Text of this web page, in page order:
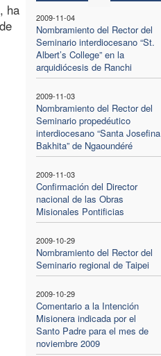
2009-11-04
Nombramiento del Rector del
Seminario interdiocesano “St.
Albert’s College” en la
arquidiócesis de Ranchi
2009-11-03
Nombramiento del Rector del
Seminario propedéutico
interdiocesano “Santa Josefina
Bakhita” de Ngaoundéré
2009-11-03
Confirmación del Director
nacional de las Obras
Misionales Pontificias
2009-10-29
Nombramiento del Rector del
Seminario regional de Taipei
2009-10-29
Comentario a la Intención
Misionera indicada por el
Santo Padre para el mes de
noviembre 2009
ha